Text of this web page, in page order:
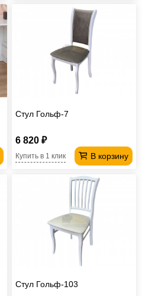
Стул Гольф-7
6 820 ₽
В корзину
Купить в 1 клик
Стул Гольф-103